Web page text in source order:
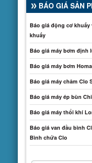
BÁO GIÁ SẢN
Báo giá động cơ khuấy
khuấy
Báo giá máy bơm định
Báo giá máy bơm Homa
Báo giá máy châm Clo
Báo giá máy ép bùn
Báo giá máy thổi khí
Báo giá van đầu bình
Bình chứa Clo